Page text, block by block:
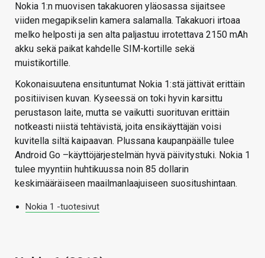
Nokia 1:n muovisen takakuoren yläosassa sijaitsee
viiden megapikselin kamera salamalla. Takakuori irtoaa
melko helposti ja sen alta paljastuu irrotettava 2150 mAh
akku sekä paikat kahdelle SIM-kortille sekä
muistikortille.
Kokonaisuutena ensituntumat Nokia 1:stä jättivät erittäin
positiivisen kuvan. Kyseessä on toki hyvin karsittu
perustason laite, mutta se vaikutti suorituvan erittäin
notkeasti niistä tehtävistä, joita ensikäyttäjän voisi
kuvitella siltä kaipaavan. Plussana kaupanpäälle tulee
Android Go –käyttöjärjestelmän hyvä päivitystuki. Nokia 1
tulee myyntiin huhtikuussa noin 85 dollarin
keskimääräiseen maailmanlaajuiseen suositushintaan.
Nokia 1 -tuotesivut